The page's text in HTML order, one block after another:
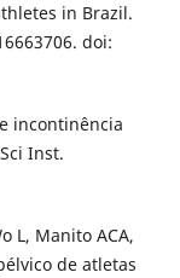
in Brazil.
doi:
incontinência
Inst.
L, Manito ACA,
de atletas